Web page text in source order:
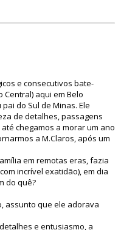
e consecutivos bate-
aqui em Belo
do Sul de Minas. Ele
de detalhes, passagens
chegamos a morar um ano
a M.Claros, após um
em remotas eras, fazia
incrível exatidão), em dia
do quê?
assunto que ele adorava
e entusiasmo, a